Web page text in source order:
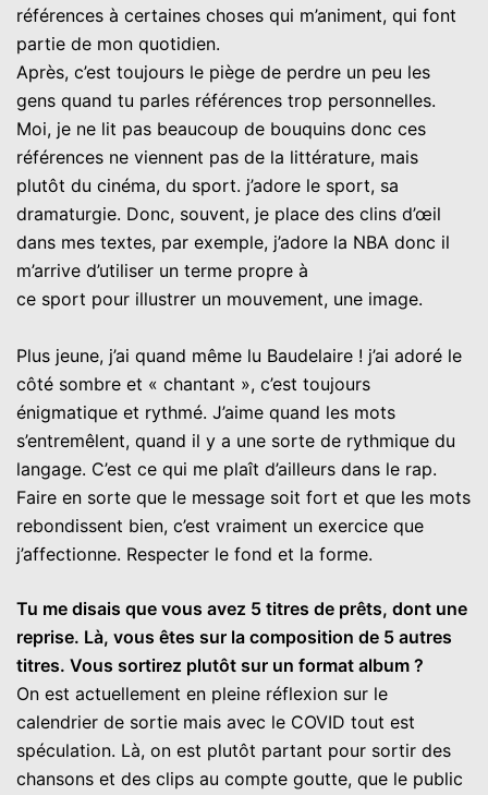
références à certaines choses qui m’animent, qui font
partie de mon quotidien.
Après, c’est toujours le piège de perdre un peu les
gens quand tu parles références trop personnelles.
Moi, je ne lit pas beaucoup de bouquins donc ces
références ne viennent pas de la littérature, mais
plutôt du cinéma, du sport. j’adore le sport, sa
dramaturgie. Donc, souvent, je place des clins d’œil
dans mes textes, par exemple, j’adore la NBA donc il
m’arrive d’utiliser un terme propre à
ce sport pour illustrer un mouvement, une image.
Plus jeune, j’ai quand même lu Baudelaire ! j’ai adoré le
côté sombre et « chantant », c’est toujours
énigmatique et rythmé. J’aime quand les mots
s’entremêlent, quand il y a une sorte de rythmique du
langage. C’est ce qui me plaît d’ailleurs dans le rap.
Faire en sorte que le message soit fort et que les mots
rebondissent bien, c’est vraiment un exercice que
j’affectionne. Respecter le fond et la forme.
Tu me disais que vous avez 5 titres de prêts, dont une
reprise. Là, vous êtes sur la composition de 5 autres
titres. Vous sortirez plutôt sur un format album ?
On est actuellement en pleine réflexion sur le
calendrier de sortie mais avec le COVID tout est
spéculation. Là, on est plutôt partant pour sortir des
chansons et des clips au compte goutte, que le public